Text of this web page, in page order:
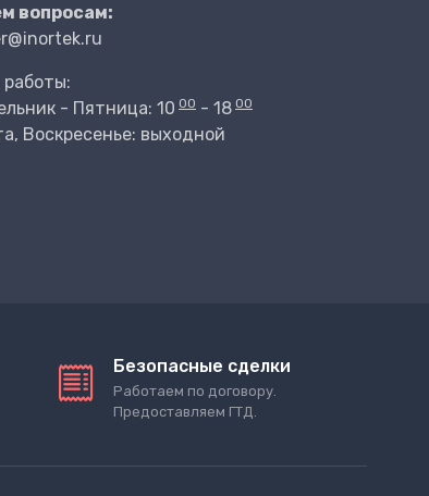
вопросам:
- Пятница: 10 00 - 18 00
Воскресенье: выходной
Безопасные сделки
Работаем по договору.
Предоставляем ГТД.